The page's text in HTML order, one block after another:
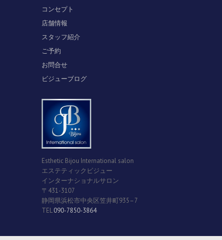
コンセプト
店舗情報
スタッフ紹介
ご予約
お問合せ
ビジューブログ
Esthetic Bijou International salon
エステティックビジュー
インターナショナルサロン
〒431-3107
静岡県浜松市中央区笠井町935–7
TEL090-7850-3864